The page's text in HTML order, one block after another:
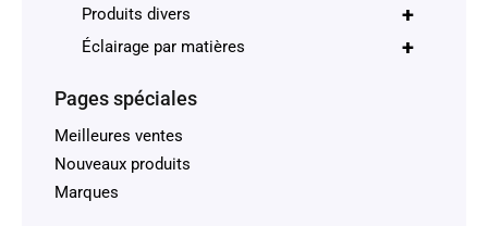
+
Produits divers
+
Éclairage par matières
Pages spéciales
Meilleures ventes
Nouveaux produits
Marques